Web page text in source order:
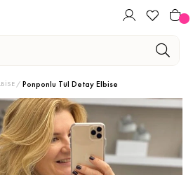
Ponponlu Tül Detay Elbise